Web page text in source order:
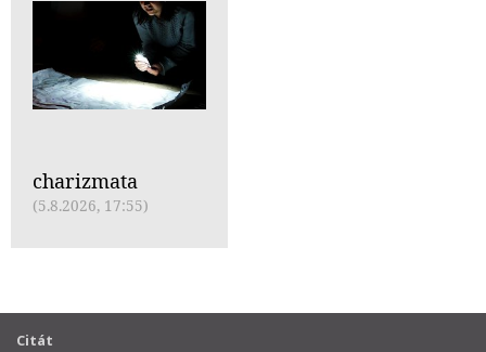
charizmata
(5.8.2026, 17:55)
Citát